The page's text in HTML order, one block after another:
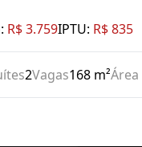
R$ 3.759IPTU: R$ 835
2Vagas168 m²